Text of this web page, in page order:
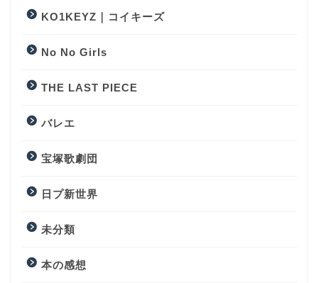
KO1KEYZ｜コイキーズ
No No Girls
THE LAST PIECE
バレエ
宝塚歌劇団
日プ新世界
未分類
本の感想